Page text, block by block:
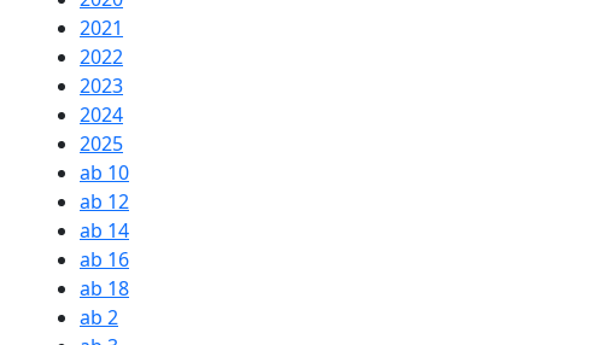
2021
2022
2023
2024
2025
ab 10
ab 12
ab 14
ab 16
ab 18
ab 2